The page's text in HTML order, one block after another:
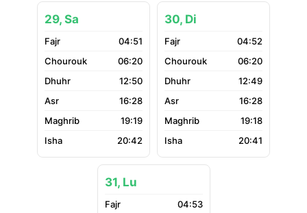
29, Sa
04:51
06:20
12:50
16:28
19:19
20:42
30, Di
04:52
06:20
12:49
16:28
19:18
20:41
31, Lu
04:53